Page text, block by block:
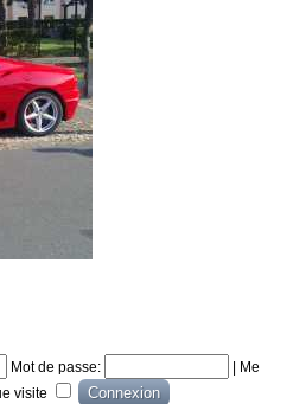
Mot de passe:
Me
visite